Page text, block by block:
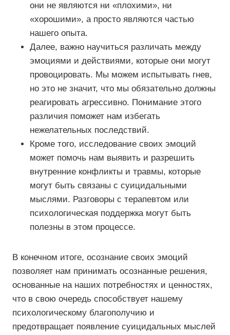
они не являются ни «плохими», ни
«хорошими», а просто являются частью
нашего опыта.
Далее, важно научиться различать между
эмоциями и действиями, которые они могут
провоцировать. Мы можем испытывать гнев,
но это не значит, что мы обязательно должны
реагировать агрессивно. Понимание этого
различия поможет нам избегать
нежелательных последствий.
Кроме того, исследование своих эмоций
может помочь нам выявить и разрешить
внутренние конфликты и травмы, которые
могут быть связаны с суицидальными
мыслями. Разговоры с терапевтом или
психологическая поддержка могут быть
полезны в этом процессе.
В конечном итоге, осознание своих эмоций
позволяет нам принимать осознанные решения,
основанные на наших потребностях и ценностях,
что в свою очередь способствует нашему
психологическому благополучию и
предотвращает появление суицидальных мыслей